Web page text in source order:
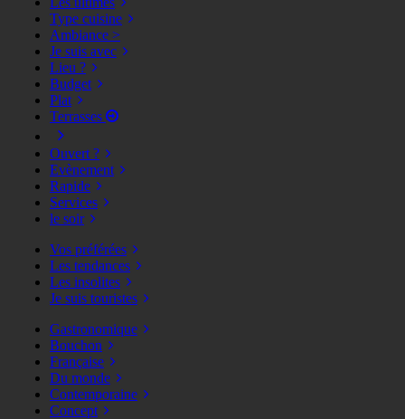
Type cuisine
Ambiance >
Je suis avec
Lieu ?
Budget
Plat
Terrasses
Ouvert ?
Evènement
Rapide
Services
le soir
Vos préférées
Les tendances
Les insolites
Je suis touristes
Gastronomique
Bouchon
Française
Du monde
Contemporaine
Concept